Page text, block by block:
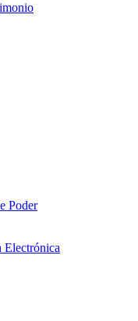
Poder
Electrónica